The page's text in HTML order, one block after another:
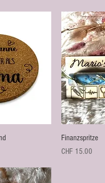
Finanzspritze
Preis
CHF 15.00